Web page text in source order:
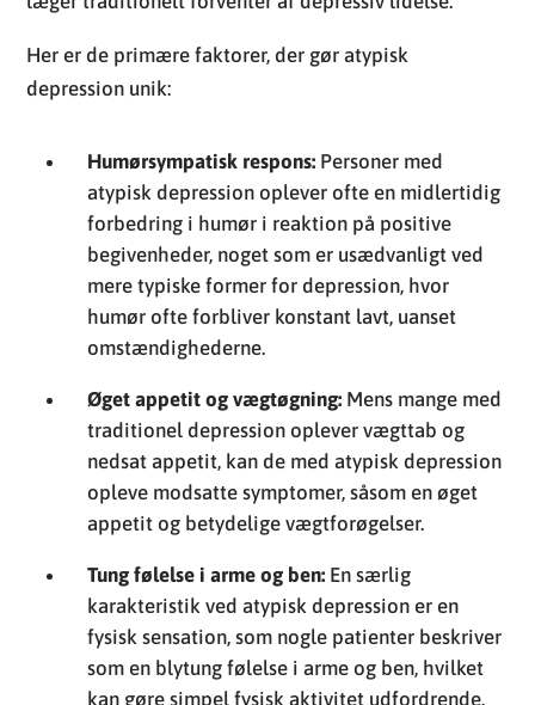
Humørsympatisk respons:Personer med
forbedring i humør i reaktion på positive
begivenheder, noget som er usædvanligt ved
humør ofte forbliver konstant lavt, uanset
omstændighederne.
Øget appetit og vægtøgning:
Mens mange med
traditionel depression oplever vægttab og
nedsat appetit, kan de med atypisk depression
opleve modsatte symptomer, såsom en øget
appetit og betydelige vægtforøgelser.
Tung følelse i arme og ben: En særlig
karakteristik ved atypisk depression er en
fysisk sensation, som nogle patienter beskriver
som en blytung følelse i arme og ben, hvilket
kan gøre simpel fysisk aktivitet udfordrende.
Søvnproblemer:
Mens søvnløshed kan være
almindelig i traditionelle depressionstilfælde,
er det mere typisk for dem med atypisk
depression at opleve hypersomni – en tilstand,